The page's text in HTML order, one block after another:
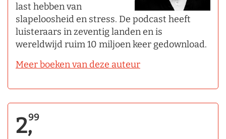
last hebben van
slapeloosheid en stress. De podcast heeft
luisteraars in zeventig landen en is
wereldwijd ruim 10 miljoen keer gedownload.
Meer boeken van deze auteur
2,99